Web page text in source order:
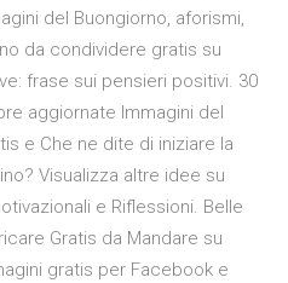
del Buongiorno, aforismi,
da condividere gratis su
frase sui pensieri positivi. 30
aggiornate Immagini del
e Che ne dite di iniziare la
Visualizza altre idee su
e Riflessioni. Belle
Gratis da Mandare su
gratis per Facebook e